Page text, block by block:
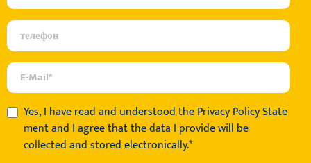
Yes, I have read and understood thePrivacy Policy State
mentand I agree that the data I provide will be
collected and stored electronically.*